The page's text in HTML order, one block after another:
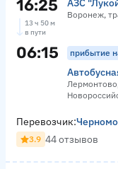
16:25 АЗС
Воронеж,
13 ч 50 м
в пути
06:15 прибытие
Перевозчик:
3.9 44 отзывов